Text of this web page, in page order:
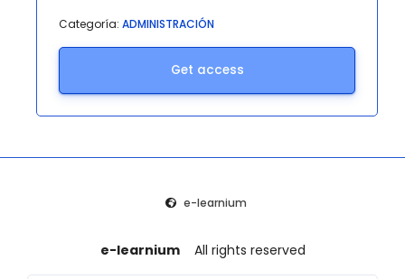
Categoría: ADMINISTRACIÓN
Get access
e-learnium
e-learnium All rights reserved